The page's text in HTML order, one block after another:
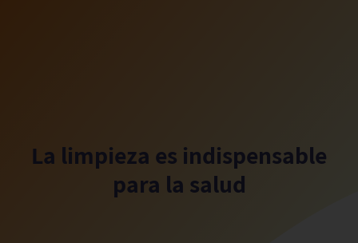
La limpieza es indispensable
para la salud